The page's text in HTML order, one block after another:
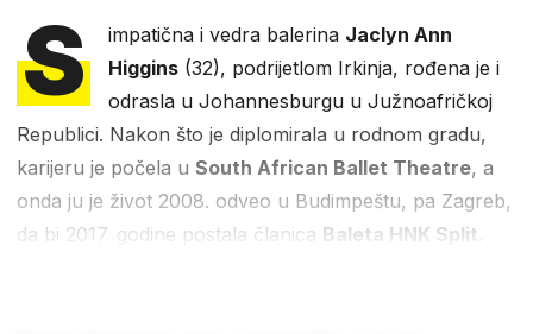
S impatična i vedra balerina Jaclyn Ann
Higgins (32), podrijetlom Irkinja, rođena je i
odrasla u Johannesburgu u Južnoafričkoj
Republici. Nakon što je diplomirala u rodnom gradu,
karijeru je počela u South African Ballet Theatre, a
onda ju je život 2008. odveo u Budimpeštu, pa Zagreb,
da bi 2017. godine postala članica Baleta HNK Split